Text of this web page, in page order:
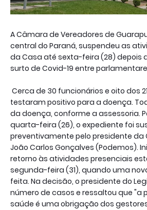
A Câmara de Vereadores de
central do Paraná, suspendeu as
da Casa até sexta-feira (28) depois
surto de Covid-19 entre
Cerca de 30 funcionários e oito dos
testaram positivo para a doença.
da doença, conforme a assessoria.
quarta-feira (26), o expediente foi
preventivamente pelo presidente da
João Carlos Gonçalves (Podemos).
retorno às atividades presenciais
segunda-feira (31), quando uma
feita. Na decisão, o presidente do
número de casos e ressaltou que "a
saúde é uma obrigação dos